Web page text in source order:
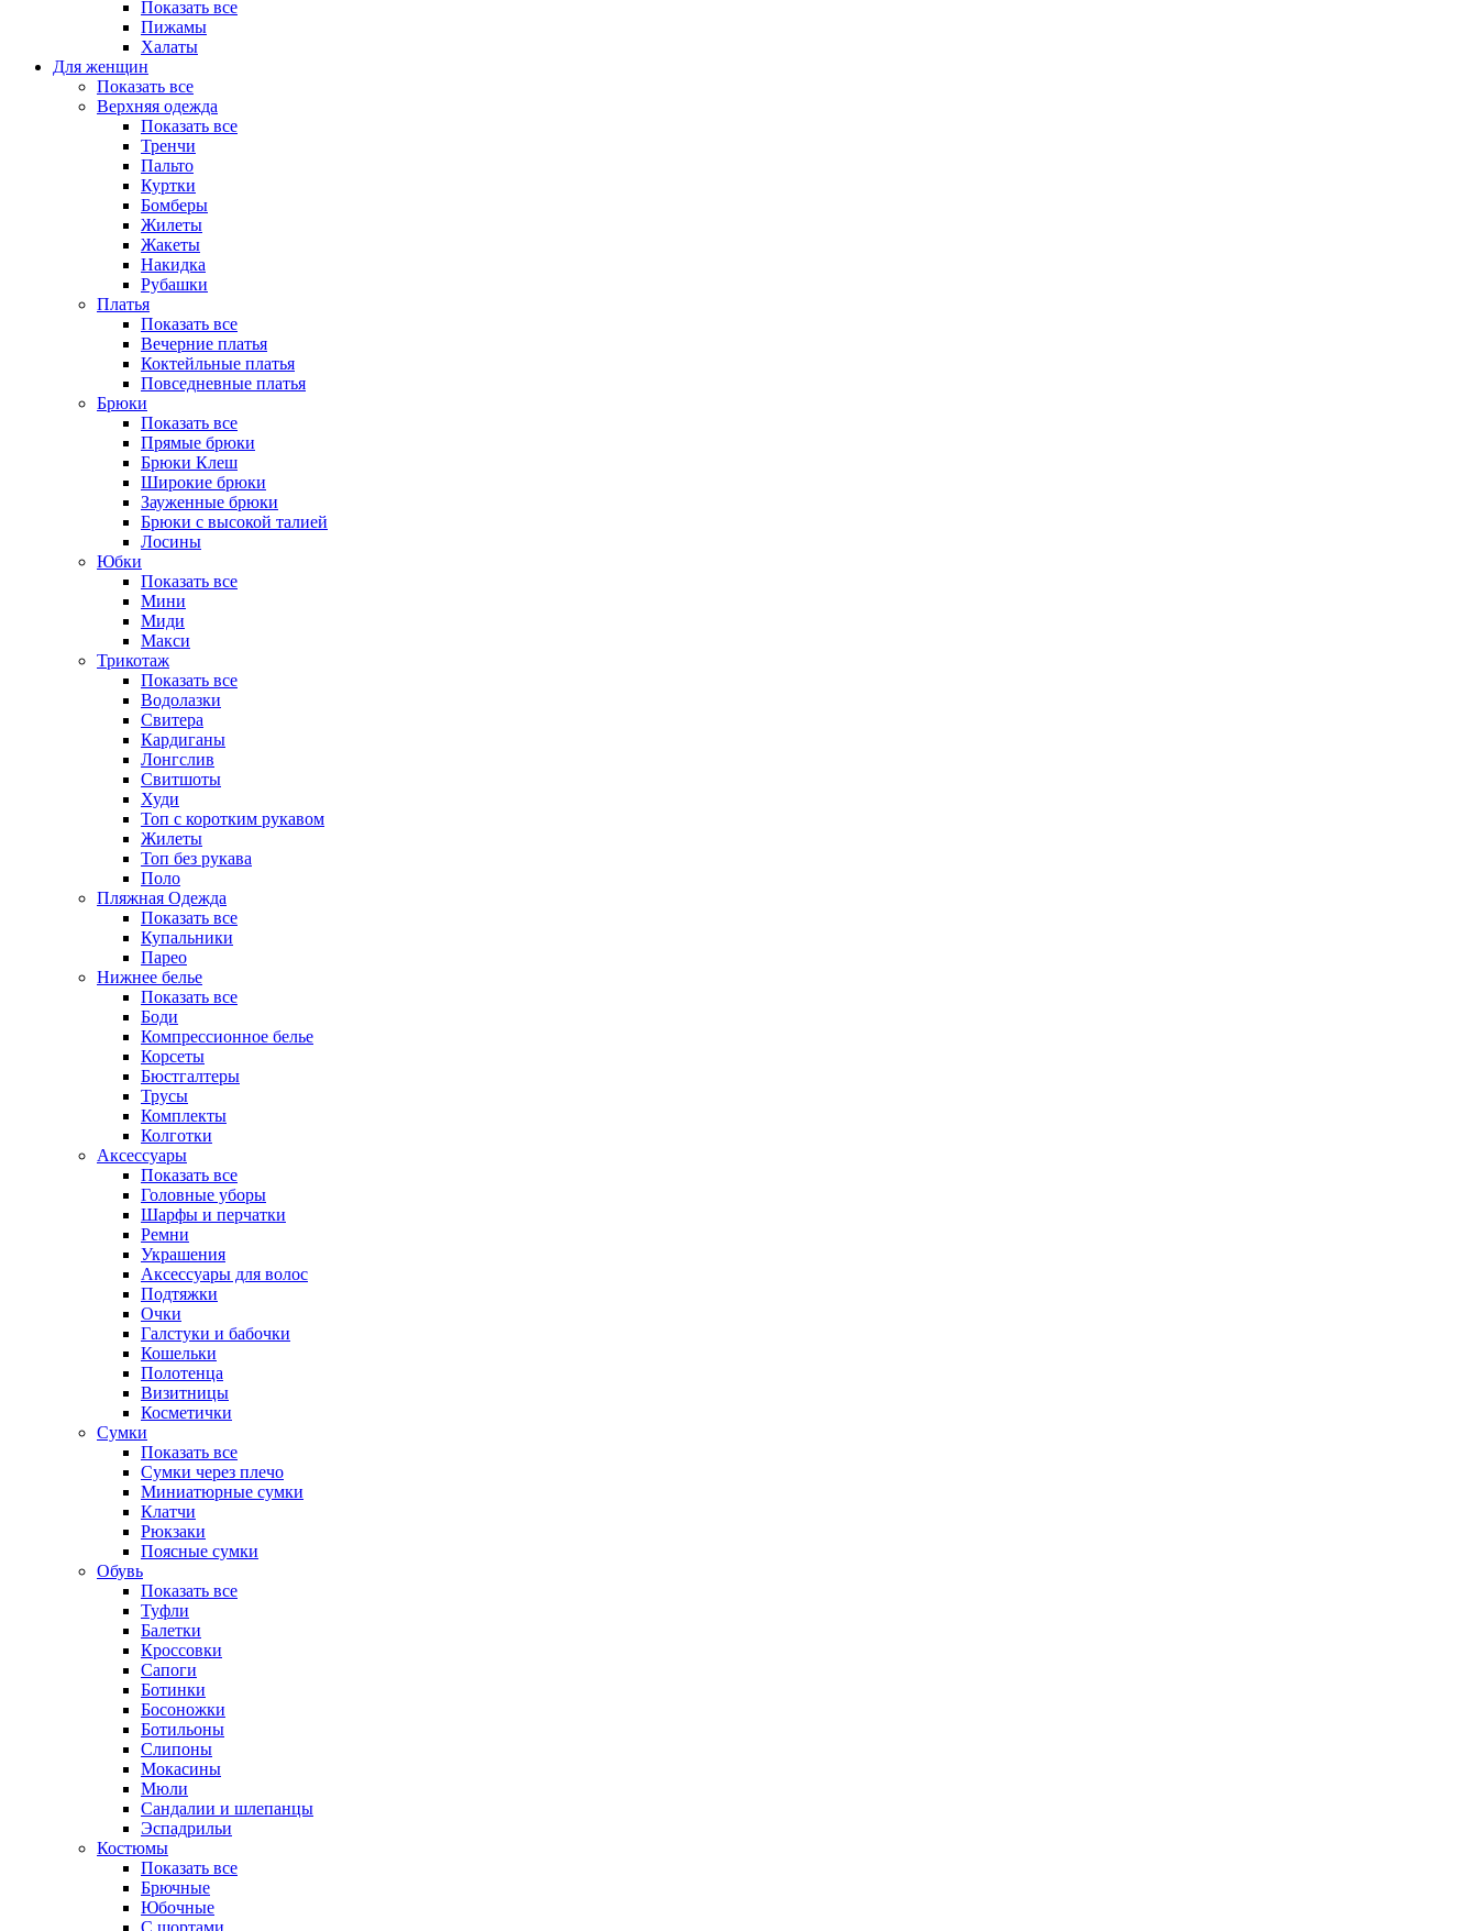
Показать все
Пижамы
Халаты
Для женщин
Показать все
Верхняя одежда
Показать все
Тренчи
Пальто
Куртки
Бомберы
Жилеты
Жакеты
Накидка
Рубашки
Платья
Показать все
Вечерние платья
Коктейльные платья
Повседневные платья
Брюки
Показать все
Прямые брюки
Брюки Клеш
Широкие брюки
Зауженные брюки
Брюки с высокой талией
Лосины
Юбки
Показать все
Мини
Миди
Макси
Трикотаж
Показать все
Водолазки
Свитера
Кардиганы
Лонгслив
Свитшоты
Худи
Топ с коротким рукавом
Жилеты
Топ без рукава
Поло
Пляжная Одежда
Показать все
Купальники
Парео
Нижнее белье
Показать все
Боди
Компрессионное белье
Корсеты
Бюстгалтеры
Трусы
Комплекты
Колготки
Аксессуары
Показать все
Головные уборы
Шарфы и перчатки
Ремни
Украшения
Аксессуары для волос
Подтяжки
Очки
Галстуки и бабочки
Кошельки
Полотенца
Визитницы
Косметички
Сумки
Показать все
Сумки через плечо
Миниатюрные cумки
Клатчи
Рюкзаки
Поясные сумки
Обувь
Показать все
Туфли
Балетки
Кроссовки
Сапоги
Ботинки
Босоножки
Ботильоны
Слипоны
Мокасины
Мюли
Сандалии и шлепанцы
Эспадрильи
Костюмы
Показать все
Брючные
Юбочные
С шортами